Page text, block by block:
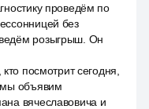
проведём по
без
розыгрыш. Он
посмотрит сегодня,
мы объявим
вячеславовича и